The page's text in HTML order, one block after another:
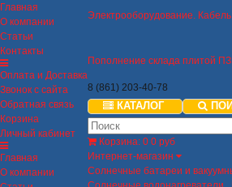
Главная
О компании
Статьи
Контакты
Оплата и Доставка
Звонок с сайта
Обратная связь
Корзина
Личный кабинет
Главная
О компании
Электрооборудование.
Пополнение склада плитой
8 (861) 203-40-78
КАТАЛОГ
Корзина: 0 0 руб
Интернет-магазин
Солнечные батареи и